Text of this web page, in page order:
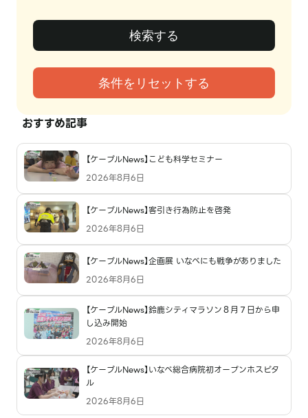
おすすめ記事
【ケーブルNews】こども科学セミナー
2026年8月6日
【ケーブルNews】客引き行為防止を啓発
2026年8月6日
【ケーブルNews】企画展 いなべにも戦争がありました
2026年8月6日
【ケーブルNews】鈴鹿シティマラソン８月７日から申
し込み開始
2026年8月6日
【ケーブルNews】いなべ総合病院初オープンホスピタ
ル
2026年8月6日